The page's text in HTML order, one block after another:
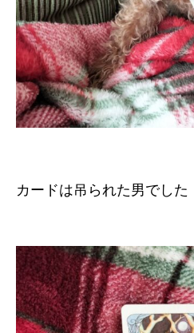
カードは吊られた男でした